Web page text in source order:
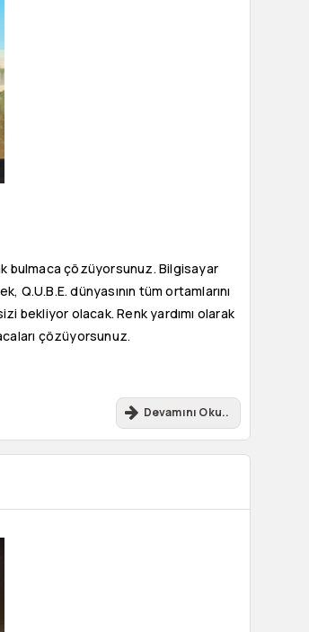
bulmaca çözüyorsunuz. Bilgisayar
dünyasının tüm ortamlarını
bekliyor olacak. Renk yardımı olarak
çözüyorsunuz.
Devamını Oku..